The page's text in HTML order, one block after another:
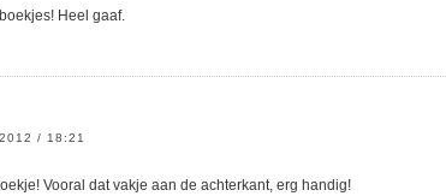
Heel gaaf.
/ 18:21
Vooral dat vakje aan de achterkant, erg handig!